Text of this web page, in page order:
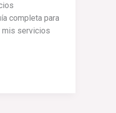
completa para
mis servicios